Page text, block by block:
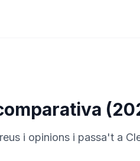
i opinions i passa't a